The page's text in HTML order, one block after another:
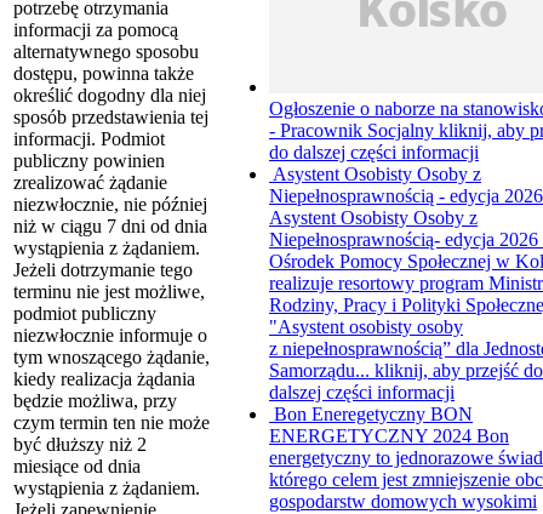
potrzebę otrzymania
informacji za pomocą
alternatywnego sposobu
dostępu, powinna także
określić dogodny dla niej
sposób przedstawienia tej
informacji. Podmiot
publiczny powinien
zrealizować żądanie
niezwłocznie, nie później
niż w ciągu 7 dni od dnia
wystąpienia z żądaniem.
Jeżeli dotrzymanie tego
terminu nie jest możliwe,
podmiot publiczny
niezwłocznie informuje o
tym wnoszącego żądanie,
kiedy realizacja żądania
będzie możliwa, przy
czym termin ten nie może
być dłuższy niż 2
miesiące od dnia
wystąpienia z żądaniem.
Ogłoszenie o naborze na
- Pracownik Socjalny kliknij, aby
do dalszej części informacji
Asystent Osobisty Osoby z
Niepełnosprawnością - edycja
Asystent Osobisty Osoby z
Niepełnosprawnością- edycja
Ośrodek Pomocy Społecznej w
realizuje resortowy program
Rodziny, Pracy i Polityki
"Asystent osobisty osoby
z niepełnosprawnością” dla
Samorządu... kliknij, aby przejść do
dalszej części informacji
Bon Eneregetyczny BON
ENERGETYCZNY 2024 Bon
energetyczny to jednorazowe
którego celem jest zmniejszenie
gospodarstw domowych wysokimi